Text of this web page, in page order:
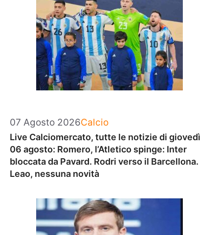
07 Agosto 2026Categorie
Calcio
Live Calciomercato, tutte le notizie di giovedì
06 agosto: Romero, l’Atletico spinge: Inter
bloccata da Pavard. Rodri verso il Barcellona.
Leao, nessuna novità